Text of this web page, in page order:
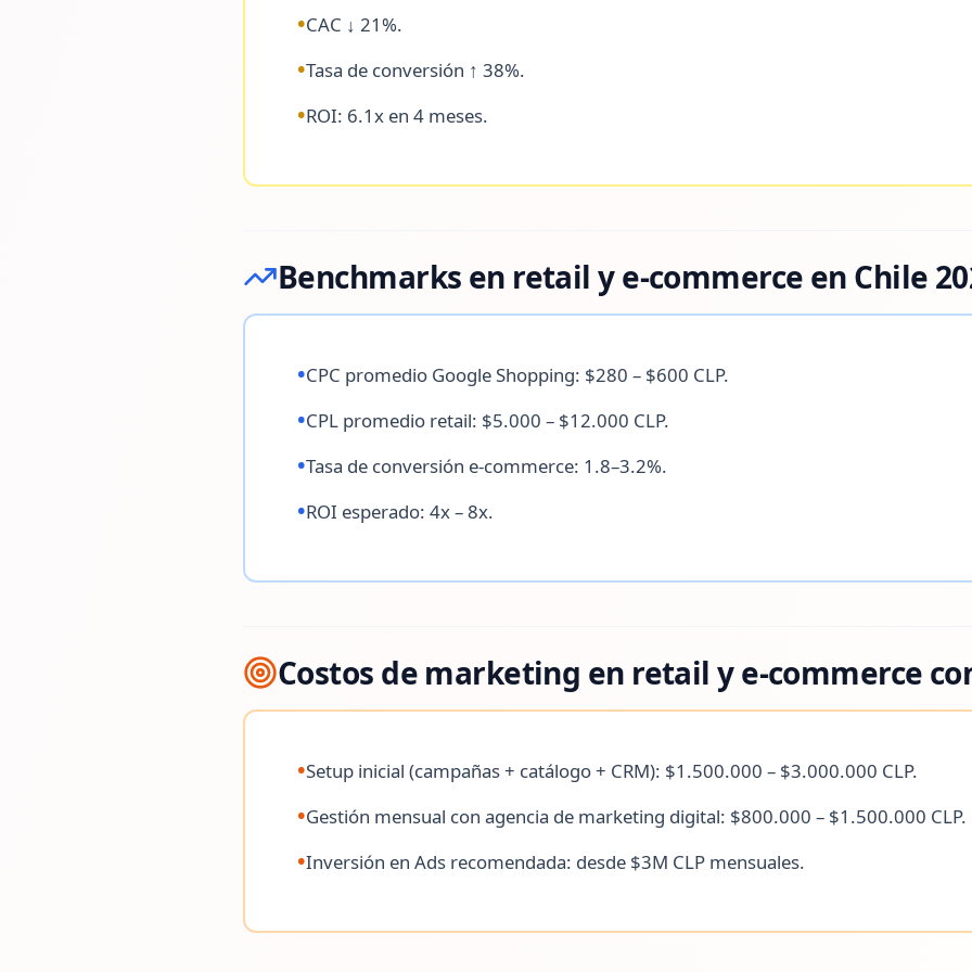
•CAC ↓ 21%.
•Tasa de conversión ↑ 38%.
•ROI: 6.1x en 4 meses.
Benchmarks en retail y e-commerce en Chile
•CPC promedio Google Shopping: $280 – $600 CLP.
•CPL promedio retail: $5.000 – $12.000 CLP.
•Tasa de conversión e-commerce: 1.8–3.2%.
•ROI esperado: 4x – 8x.
Costos de marketing en retail y e-commerce
•Setup inicial (campañas + catálogo + CRM): $1.500.000 – $3.000.000 CLP.
•Gestión mensual con agencia de marketing digital: $800.000 – $1.500.000 CLP.
•Inversión en Ads recomendada: desde $3M CLP mensuales.